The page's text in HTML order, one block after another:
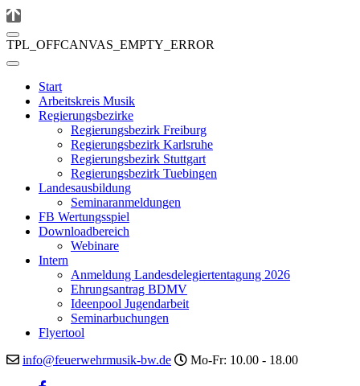
TPL_OFFCANVAS_EMPTY_ERROR
Start
Arbeitskreis Musik
Regierungsbezirke
Regierungsbezirk Freiburg
Regierungsbezirk Karlsruhe
Regierungsbezirk Stuttgart
Regierungsbezirk Tuebingen
Landesausbildung
Seminaranmeldungen
FB Wertungsspiel
Downloadbereich
Webinare
Intern
Anmeldung Landesdelegiertentagung 2026
Ehrungsantrag BDMV
Ideenpool Jugendarbeit
Seminarbuchungen
Flyertool
info@feuerwehrmusik-bw.de
Mo-Fr: 10.00 - 18.00